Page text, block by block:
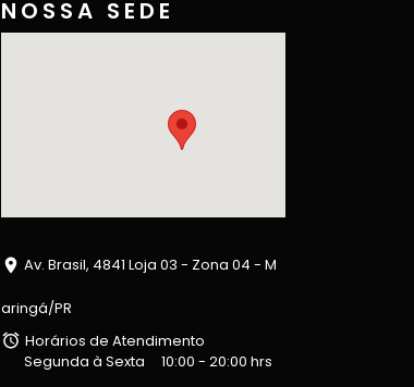
NOSSA SEDE
Av. Brasil, 4841 Loja 03 - Zona 04 - M
aringá/PR
Horários de Atendimento
Segunda à Sexta
10:00 - 20:00 hrs